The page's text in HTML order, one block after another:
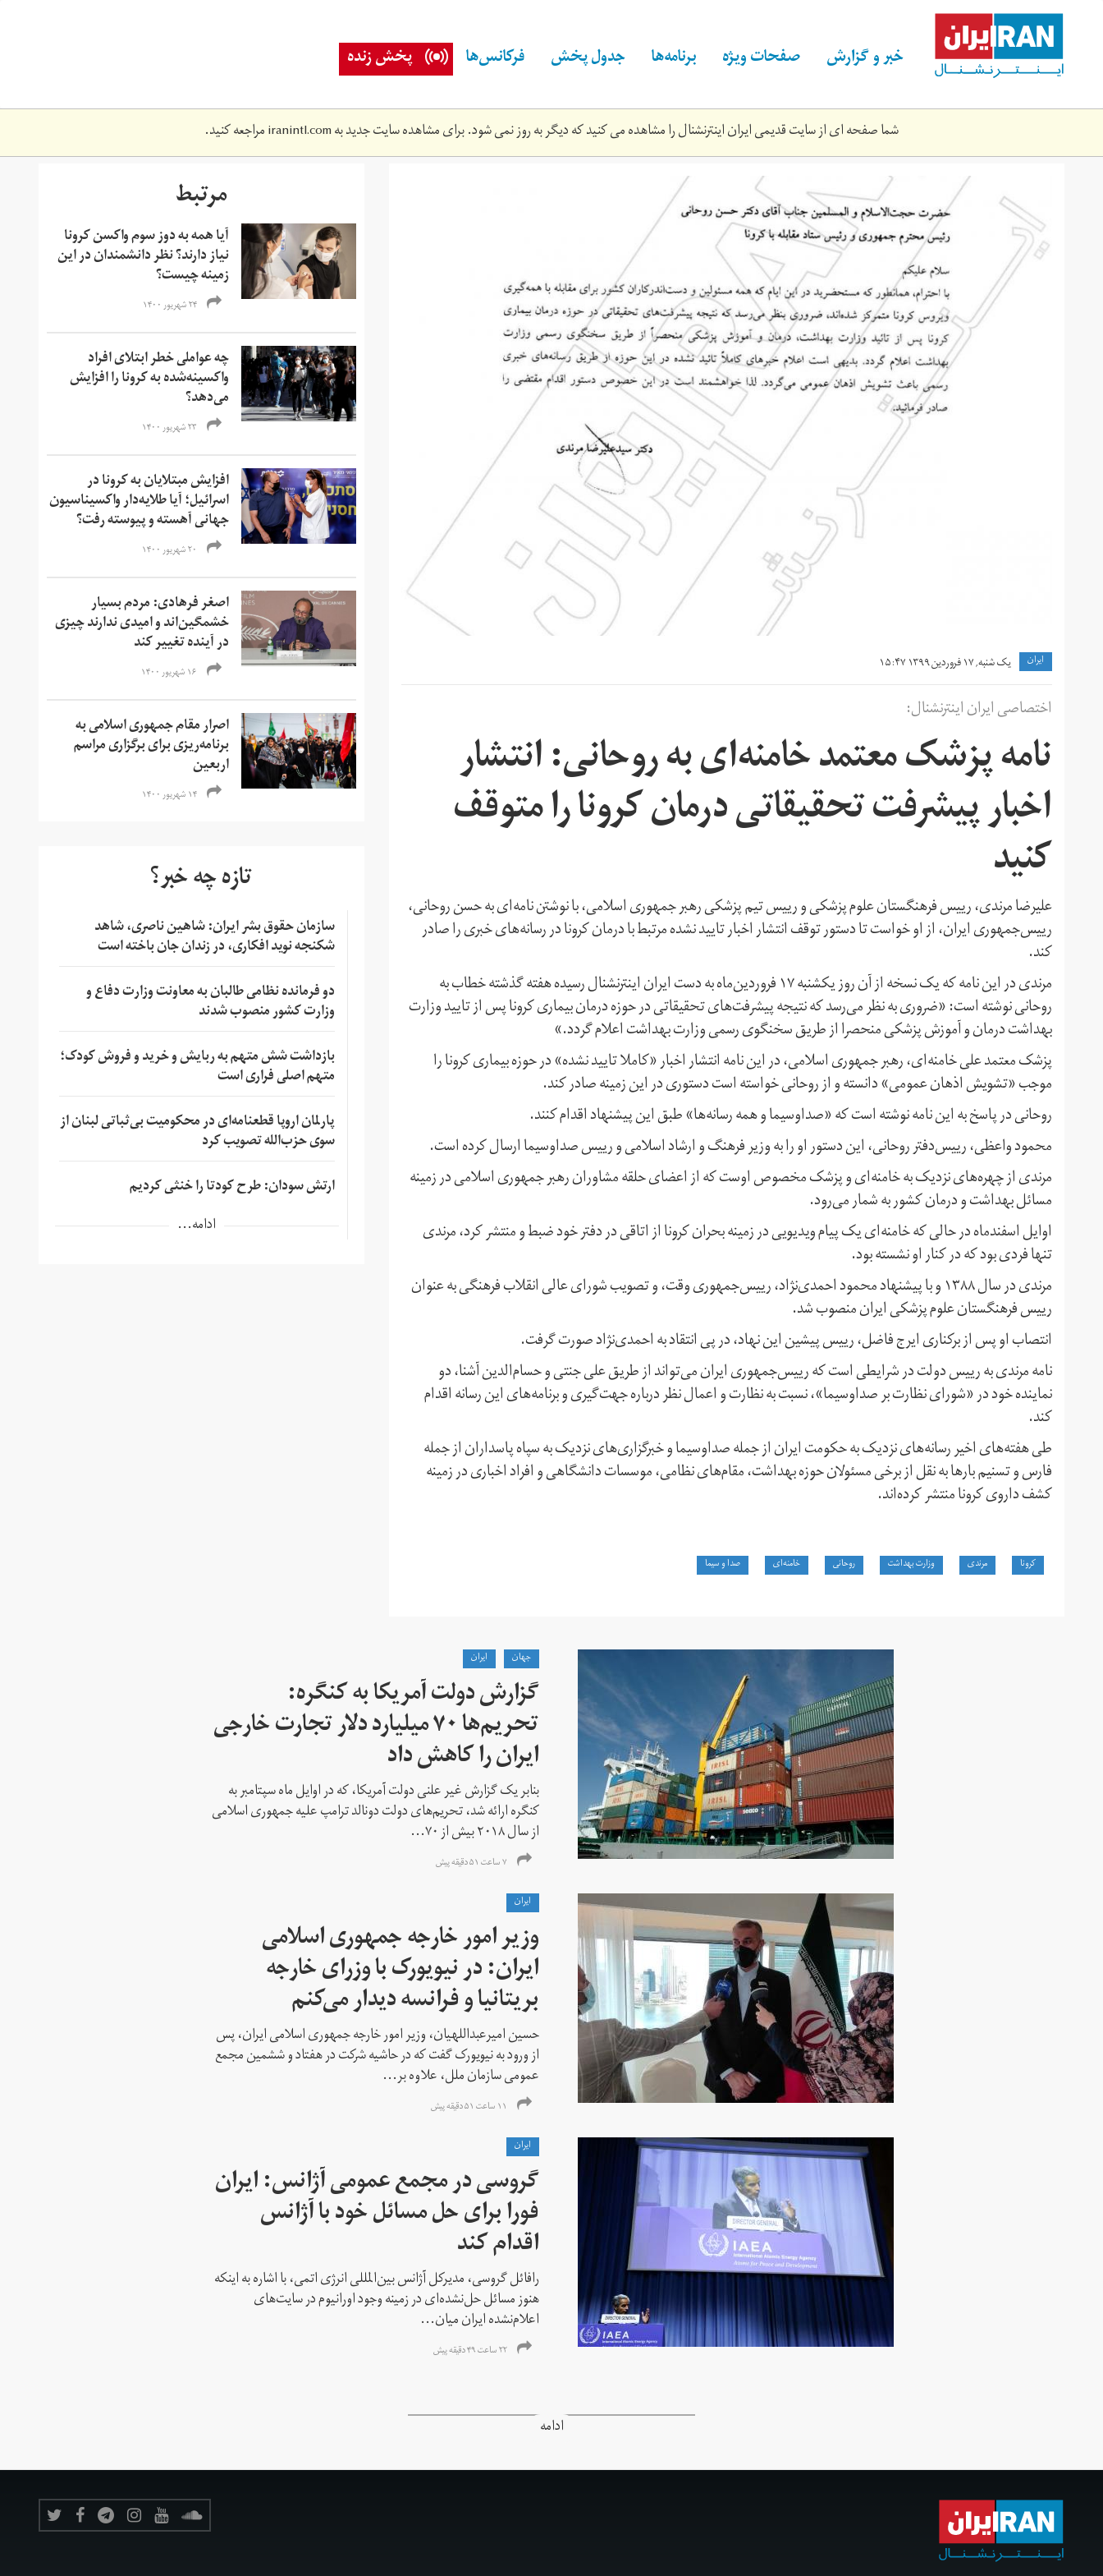
content خبر و گزارش صفحات ویژه برنامه‌ها جدول پخش فرکانس‌ها پخش زنده
شما صفحه ای از سایت قدیمی ایران اینترنشنال را مشاهده می کنید که دیگر به روز نمی شود. برای مشاهده سایت جدید بهiranintl.comمراجعه کنید.
8217384d-
6e46-
4afa-
91b1-
29cf7b06a514_1.jpeg
ايران یک شنبه, ۱۷ فروردین ۱۳۹۹ ۱۵:۴۷
اختصاصی ایران اینترنشنال:‌
نامه پزشک معتمد خامنه‌ای به روحانی: انتشار
اخبار پیشرفت تحقیقاتی درمان کرونا را متوقف
کنید
علیرضا مرندی،‌ رییس فرهنگستان علوم پزشکی و رییس تیم پزشکی رهبر جمهوری اسلامی،‌ با نوشتن نامه‌ای به حسن روحانی،
رییس‌جمهوری ایران، از او خواست تا دستور توقف انتشار اخبار تایید نشده مرتبط با درمان کرونا در رسانه‌های خبری را صادر
کند.
مرندی در این نامه که یک نسخه از آن روز یکشنبه ۱۷ فروردین‌ماه به دست ایران اینترنشنال رسیده هفته گذشته خطاب به
روحانی نوشته است: «ضروری به نظر می‌رسد که نتیجه پیشرفت‌های تحقیقاتی در حوزه درمان بیماری کرونا پس از تایید وزارت
بهداشت درمان و آموزش پزشکی منحصرا از طریق سخنگوی رسمی وزارت بهداشت اعلام گردد.»
پزشک معتمد علی خامنه‌ای، رهبر جمهوری اسلامی، در این نامه انتشار اخبار «کاملا تایید نشده» در حوزه بیماری کرونا را
موجب «تشویش اذهان عمومی» دانسته و از روحانی خواسته است دستوری در این زمینه صادر کند.
روحانی در پاسخ به این نامه نوشته است که «صداوسیما و همه رسانه‌ها» طبق این پیشنهاد اقدام کنند.
محمود واعظی،‌ رییس‌دفتر روحانی، این دستور او را به وزیر فرهنگ و ارشاد اسلامی و رییس صداوسیما ارسال کرده است.
مرندی از چهره‌های نزدیک به خامنه‌ای و پزشک مخصوص اوست که از اعضای حلقه مشاوران رهبر جمهوری اسلامی در زمینه
مسائل بهداشت و درمان کشور به شمار می‌رود.
اوایل اسفندماه در حالی که خامنه‌ای یک پیام ویدیویی در زمینه بحران کرونا از اتاقی در دفتر خود ضبط و منتشر کرد، مرندی
تنها فردی بود که در کنار او نشسته بود.
مرندی در سال ۱۳۸۸ و با پیشنهاد محمود احمدی‌نژاد، رییس‌جمهوری وقت،‌ و تصویب شورای عالی انقلاب فرهنگی به عنوان
رییس فرهنگستان علوم پزشکی ایران منصوب شد.
انتصاب او پس از برکناری ایرج فاضل،‌ رییس پیشین این نهاد،‌ در پی انتقاد به احمدی‌نژاد صورت گرفت.
نامه مرندی به رییس دولت در شرایطی است که رییس‌جمهوری ایران می‌تواند از طریق علی جنتی و حسام‌الدین آشنا،‌ دو
نماینده خود در «شورای نظارت بر صداوسیما»، نسبت به نظارت و اعمال نظر درباره جهت‌گیری و برنامه‌های این رسانه اقدام
کند.
طی هفته‌های اخیر رسانه‌های نزدیک به حکومت ایران از جمله صداوسیما و خبرگزاری‌های نزدیک به سپاه پاسداران از جمله
فارس و تسنیم بارها به نقل از برخی مسئولان حوزه بهداشت،‌ مقام‌های نظامی، موسسات دانشگاهی و افراد اخباری در زمینه
کشف داروی کرونا منتشر کرده‌اند.
کرونا مرندی وزارت بهداشت روحانی خامنه‌ای صدا و سیما
مرتبط
آیا همه به دوز سوم واکسن کرونا
نیاز دارند؟ نظر دانشمندان در این
زمینه چیست؟
۲۴ شهریور ۱۴۰۰
چه عواملی خطر ابتلای افراد
واکسینه‌شده به کرونا را افزایش
می‌دهد؟
۲۳ شهریور ۱۴۰۰
افزایش مبتلایان به کرونا در
اسرائیل؛ آیا طلایه‌دار واکسیناسیون
جهانی آهسته و پیوسته رفت؟
۲۰ شهریور ۱۴۰۰
اصغر فرهادی: مردم بسیار
خشمگین‌‌اند و امیدی ندارند چیزی
در آینده تغییر کند
۱۶ شهریور ۱۴۰۰
اصرار مقام‌ جمهوری اسلامی به
برنامه‌ریزی برای برگزاری مراسم
اربعین
۱۴ شهریور ۱۴۰۰
تازه چه خبر؟
سازمان حقوق بشر ایران: شاهین ناصری، شاهد
شکنجه نوید افکاری، در زندان جان باخته است
دو فرمانده نظامی طالبان به معاونت وزارت دفاع و
وزارت کشور منصوب شدند
بازداشت شش متهم به ربایش و خرید و فروش کودک؛
متهم اصلی فراری است
پارلمان اروپا قطعنامه‌ای در محکومیت بی‌ثباتی لبنان از
سوی حزب‌الله تصویب کرد
ارتش سودان: طرح کودتا را خنثی کردیم
ادامه...
جهان ايران
گزارش دولت آمریکا به کنگره:
تحریم‌ها ۷۰ میلیارد دلار تجارت خارجی
ایران را کاهش داد
بنابر یک گزارش غیر علنی دولت آمریکا، که در اوایل ماه سپتامبر به
کنگره ارائه شد، تحریم‌های دولت دونالد ترامپ علیه جمهوری اسلامی
از سال ۲۰۱۸ بیش از ۷۰...
۷ ساعت ۵۱ دقیقه پیش
ايران
وزیر امور خارجه جمهوری اسلامی
ایران: در نیویورک با وزرای خارجه
بریتانیا و فرانسه دیدار می‌کنم
حسین امیرعبداللهیان، وزیر امور خارجه جمهوری اسلامی ایران، پس
از ورود به نیویورک گفت که در حاشیه شرکت در هفتاد و ششمین مجمع
عمومی سازمان ملل، علاوه بر...
۱۱ ساعت ۵۱ دقیقه پیش
ايران
گروسی در مجمع عمومی آژانس: ایران
فورا برای حل مسائل خود با آژانس
اقدام کند
رافائل گروسی، مدیرکل آژانس بین‌المللی انرژی اتمی، با اشاره به اینکه
هنوز مسائل حل‌نشده‌ای در زمینه وجود اورانیوم در سایت‌های
اعلام‌نشده ایران میان...
۲۲ ساعت ۴۹ دقیقه پیش
ادامه